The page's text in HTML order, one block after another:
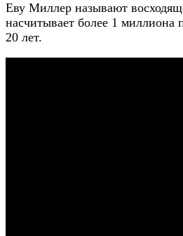
Еву Миллер называют
насчитывает более 1 миллиона
20 лет.